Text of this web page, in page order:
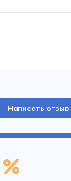
Написать отзыв